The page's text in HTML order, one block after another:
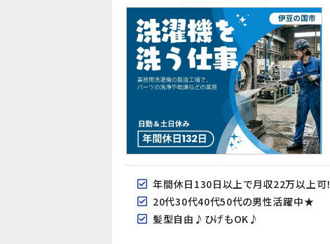
年間休日130日以上で月収22万以上可！
20代30代40代50代の男性活躍中★
髪型自由♪ひげもOK♪